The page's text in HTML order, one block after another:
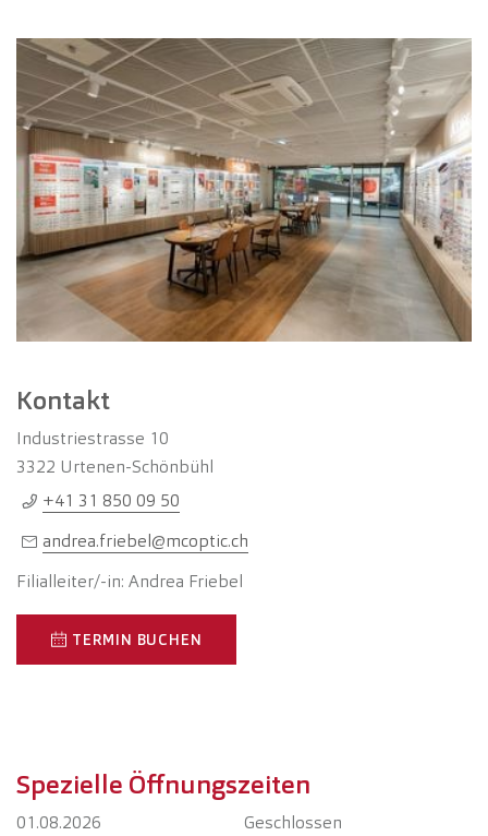
Kontakt
Industriestrasse 10
3322 Urtenen-Schönbühl
+41 31 850 09 50
andrea.friebel@mcoptic.ch
Filialleiter/-in: Andrea Friebel
TERMIN BUCHEN
Spezielle Öffnungszeiten
01.08.2026 Geschlossen